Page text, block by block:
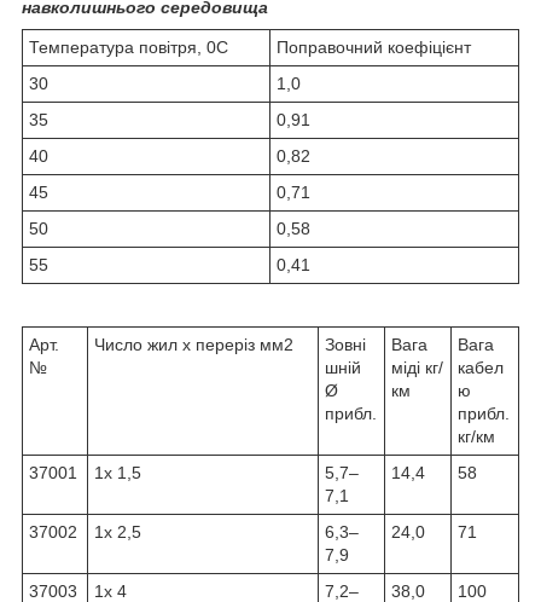
навколишнього середовища
Температура повітря, 0C
Поправочний коефіцієнт
30
1,0
35
0,91
40
0,82
45
0,71
50
0,58
55
0,41
Арт.
№
Число жил x переріз мм2
Зовні
шній
Ø
прибл.
Вага
міді кг/
км
Вага
кабел
ю
прибл.
кг/км
37001
1x 1,5
5,7–
7,1
14,4 58
37002 1x 2,5
6,3–
7,9
24,0 71
37003 1x 4
7,2–
38,0 100